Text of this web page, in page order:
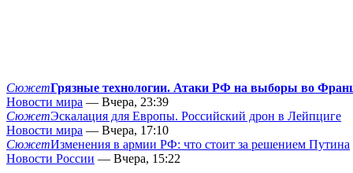
СюжетГрязные технологии. Атаки РФ на выборы во
Новости мира — Вчера, 23:39
СюжетЭскалация для Европы. Российский дрон в Лейпциге
Новости мира — Вчера, 17:10
СюжетИзменения в армии РФ: что стоит за решением Путина
Новости России — Вчера, 15:22